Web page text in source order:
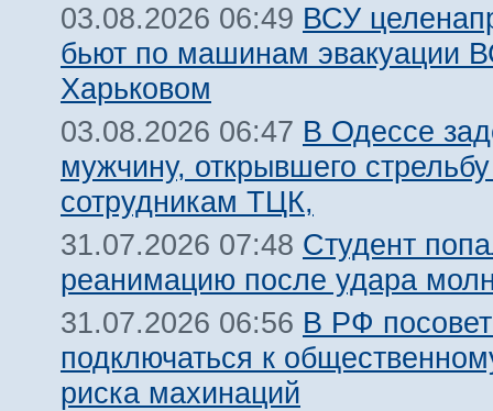
03.08.2026 06:49 ВСУ
бьют по машинам эвакуации
Харьковом
03.08.2026 06:47 В Одессе
мужчину, открывшего
сотрудникам ТЦК,
31.07.2026 07:48 Студент
реанимацию после удара
31.07.2026 06:56 В РФ
подключаться к
риска махинаций